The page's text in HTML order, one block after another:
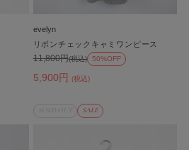
evelyn
リボンチェックキャミワンピース
5,900円 (税込)
11,800円(税込) 50%OFF
SALE